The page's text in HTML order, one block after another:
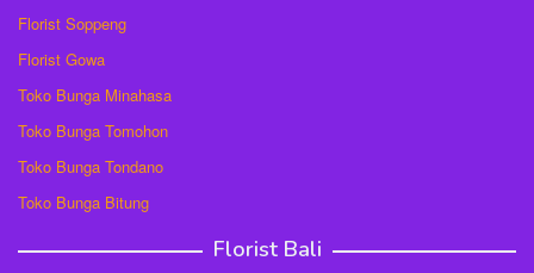
Florist Soppeng
Florist Gowa
Toko Bunga Minahasa
Toko Bunga Tomohon
Toko Bunga Tondano
Toko Bunga Bitung
Florist Bali